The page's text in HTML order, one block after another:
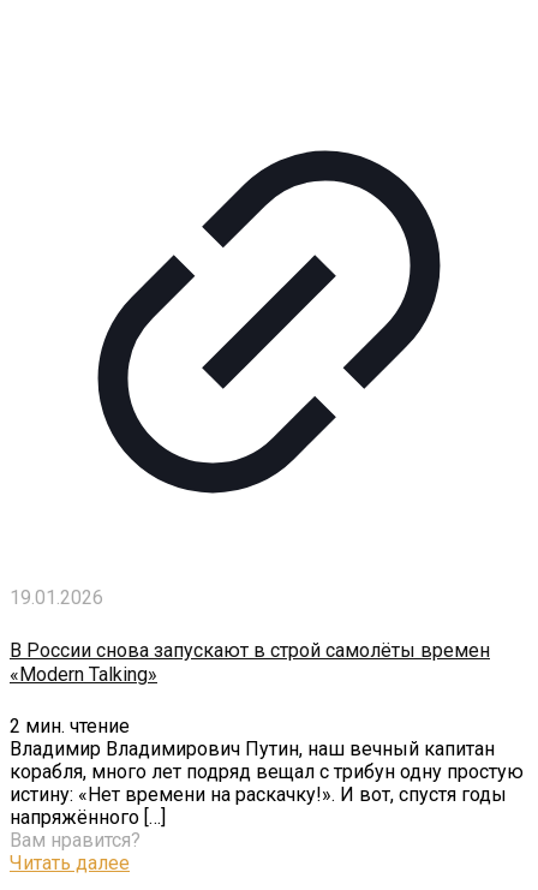
19.01.2026
В России снова запускают в строй самолёты времен
«Modern Talking»
2 мин. чтение
Владимир Владимирович Путин, наш вечный капитан
корабля, много лет подряд вещал с трибун одну простую
истину: «Нет времени на раскачку!». И вот, спустя годы
напряжённого […]
Вам нравится?
Читать далее